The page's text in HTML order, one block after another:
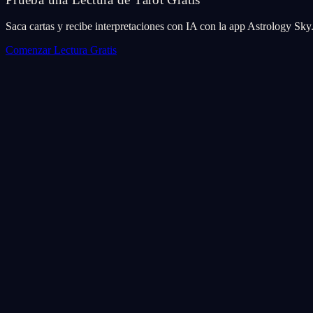
Saca cartas y recibe interpretaciones con IA con la app Astrology Sky.
Comenzar Lectura Gratis